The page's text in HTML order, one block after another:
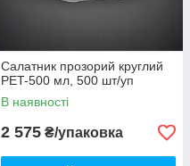
Салатник прозорий круглий
PET-500 мл, 500 шт/уп
В наявності
2 575 ₴/упаковка